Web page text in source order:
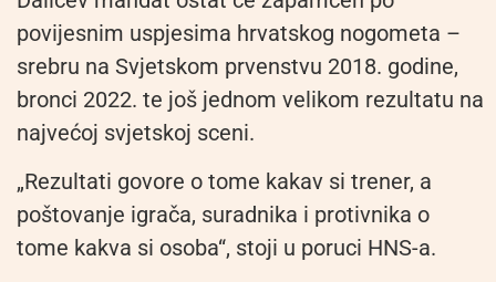
povijesnim uspjesima hrvatskog nogometa –
srebru na Svjetskom prvenstvu 2018. godine,
bronci 2022. te još jednom velikom rezultatu na
najvećoj svjetskoj sceni.
„Rezultati govore o tome kakav si trener, a
poštovanje igrača, suradnika i protivnika o
tome kakva si osoba“, stoji u poruci HNS-a.